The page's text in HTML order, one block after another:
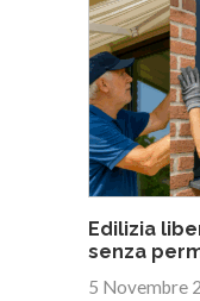
Edilizia
senza
5 Novembre